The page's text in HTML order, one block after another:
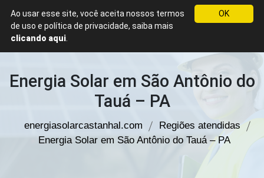
WhatsApp
Energia
Castanhal
Energia Solar em São Antônio do
Tauá – PA
energiasolarcastanhal.com
Regiões atendidas
Energia Solar em São Antônio do Tauá – PA
OK
Ao usar esse site, você aceita nossos termos
de uso e política de privacidade, saiba mais
clicando aqui